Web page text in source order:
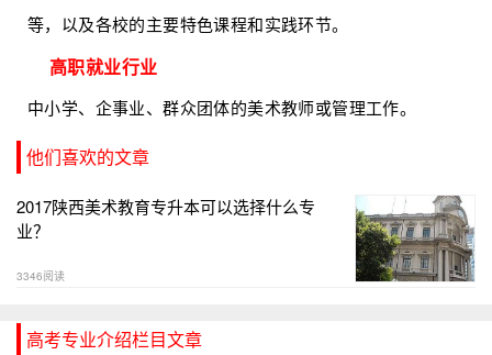
等，以及各校的主要特色课程和实践环节。
高职就业行业
中小学、企事业、群众团体的美术教师或管理工作。
他们喜欢的文章
2017陕西美术教育专升本可以选择什么专
业？
3346阅读
高考专业介绍栏目文章